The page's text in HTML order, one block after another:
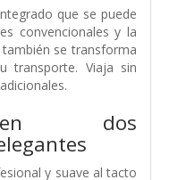
que se puede
convencionales y la
se transforma
transporte. Viaja sin
en dos
y suave al tacto